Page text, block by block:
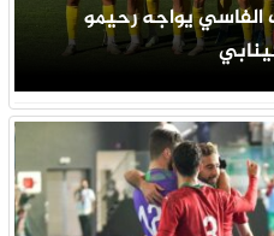
الفاسي يواجه رحيمو